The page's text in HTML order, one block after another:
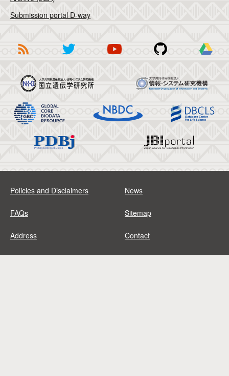
Submission portal D-way
Policies and Disclaimers News
FAQs Sitemap
Address Contact